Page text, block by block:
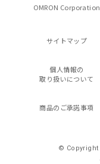
OMRON Corporation
サイトマップ
個人情報の
取り扱いについて
商品のご承諾事項
© Copyright